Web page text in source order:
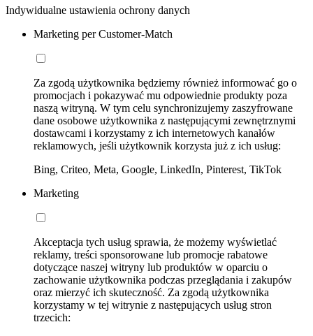
Indywidualne ustawienia ochrony danych
Marketing per Customer-Match
Za zgodą użytkownika będziemy również informować go o
promocjach i pokazywać mu odpowiednie produkty poza
naszą witryną. W tym celu synchronizujemy zaszyfrowane
dane osobowe użytkownika z następującymi zewnętrznymi
dostawcami i korzystamy z ich internetowych kanałów
reklamowych, jeśli użytkownik korzysta już z ich usług:
Bing, Criteo, Meta, Google, LinkedIn, Pinterest, TikTok
Marketing
Akceptacja tych usług sprawia, że możemy wyświetlać
reklamy, treści sponsorowane lub promocje rabatowe
dotyczące naszej witryny lub produktów w oparciu o
zachowanie użytkownika podczas przeglądania i zakupów
oraz mierzyć ich skuteczność. Za zgodą użytkownika
korzystamy w tej witrynie z następujących usług stron
trzecich: